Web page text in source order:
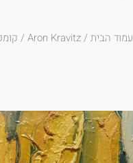
עמוד הבית/
Aron Kravitz
/